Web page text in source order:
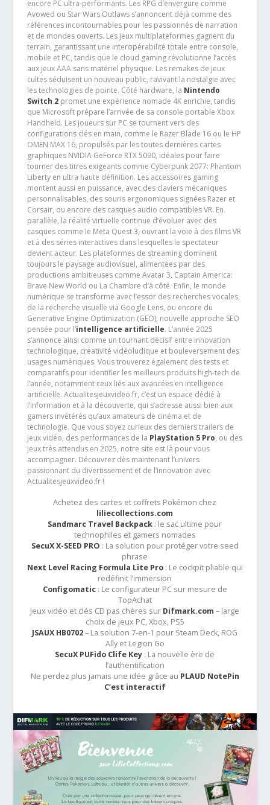
encore PC ultra-performants. Les RPG d’envergure comme
Avowed ou Star Wars Outlaws s’annoncent déjà comme des
références incontournables pour les passionnés de narration
et de mondes ouverts. Les jeux multiplateformes gagnent du
terrain, garantissant une interopérabilité totale entre console,
mobile et PC, tandis que le cloud gaming révolutionne l’accès
aux jeux AAA sans matériel physique. Les remakes de jeux
cultes séduisent un nouveau public, ravivant la nostalgie avec
les technologies de pointe. Côté hardware, la Nintendo
Switch 2promet une expérience nomade 4K enrichie, tandis
que Microsoft prépare l’arrivée de sa console portable Xbox
Handheld. Les joueurs sur PC se tournent vers des
configurations clés en main, comme le Razer Blade 16 ou le HP
OMEN MAX 16, propulsés par les toutes dernières cartes
graphiques NVIDIA GeForce RTX 5090, idéales pour faire
tourner des titres exigeants comme Cyberpunk 2077: Phantom
Liberty en ultra haute définition. Les accessoires gaming
montent aussi en puissance, avec des claviers mécaniques
personnalisables, des souris ergonomiques signées Razer et
Corsair, ou encore des casques audio compatibles VR. En
parallèle, la réalité virtuelle continue d’évoluer avec des
casques comme le Meta Quest 3, ouvrant la voie à des films VR
et à des séries interactives dans lesquelles le spectateur
devient acteur. Les plateformes de streaming dominent
toujours le paysage audiovisuel, alimentées par des
productions ambitieuses comme Avatar 3, Captain America:
Brave New World ou La Chambre d’à côté. Enfin, le monde
numérique se transforme avec l’essor des recherches vocales,
de la recherche visuelle via Google Lens, ou encore du
Generative Engine Optimization (GEO), nouvelle approche SEO
pensée pour l’intelligence artificielle. L’année 2025
s’annonce ainsi comme un tournant décisif entre innovation
technologique, créativité vidéoludique et bouleversement des
usages numériques. Vous trouverez également des tests et
comparatifs pour identifier les meilleurs produits high-tech de
l’année, notamment ceux liés aux avancées en intelligence
artificielle. Actualitesjeuxvideo.fr, c’est un espace dédié à
l’information et à la découverte, qui s’adresse aussi bien aux
gamers invétérés qu’aux amateurs de cinéma et de
technologie. Que vous soyez curieux des derniers trailers de
jeux vidéo, des performances de la PlayStation 5 Pro, ou des
jeux très attendus en 2025, notre site est là pour vous
accompagner. Découvrez dès maintenant l’univers
passionnant du divertissement et de l’innovation avec
Actualitesjeuxvideo.fr !
Achetez des cartes et coffrets Pokémon chez
liliecollections.com
Sandmarc Travel Backpack : le sac ultime pour
technophiles et gamers nomades
SecuX X-SEED PRO : La solution pour protéger votre seed
phrase
Next Level Racing Formula Lite Pro: Le cockpit pliable qui
redéfinit l’immersion
Configomatic: Le configurateur PC sur mesure de
TopAchat
Jeux vidéo et clés CD pas chères sur Difmark.com – large
choix de jeux PC, Xbox, PS5
JSAUX HB0702– La solution 7-en-1 pour Steam Deck, ROG
Ally et Legion Go
SecuX PUFido Clife Key : La nouvelle ère de
l’authentification
Ne perdez plus jamais une idée grâce au PLAUD NotePin
C’est interactif